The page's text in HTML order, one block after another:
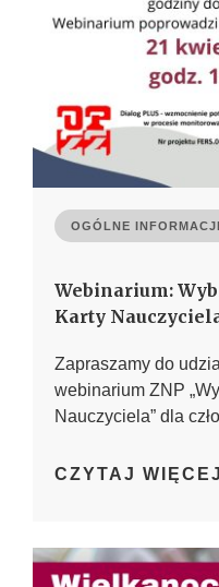
OGÓLNE
Webinarium:
Karty
Zapraszamy do
webinarium ZNP
Nauczyciela” dla
CZYTAJ